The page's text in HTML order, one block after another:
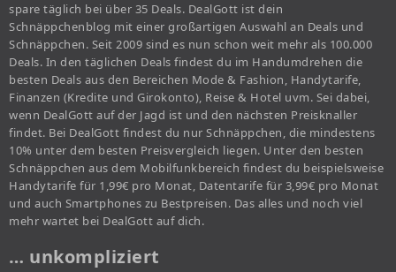
spare täglich bei über 35 Deals. DealGott ist dein
Schnäppchenblog mit einer großartigen Auswahl an Deals und
Schnäppchen. Seit 2009 sind es nun schon weit mehr als 100.000
Deals. In den täglichen Deals findest du im Handumdrehen die
besten Deals aus den Bereichen Mode & Fashion, Handytarife,
Finanzen (Kredite und Girokonto), Reise & Hotel uvm. Sei dabei,
wenn DealGott auf der Jagd ist und den nächsten Preisknaller
findet. Bei DealGott findest du nur Schnäppchen, die mindestens
10% unter dem besten Preisvergleich liegen. Unter den besten
Schnäppchen aus dem Mobilfunkbereich findest du beispielsweise
Handytarife für 1,99€ pro Monat, Datentarife für 3,99€ pro Monat
und auch Smartphones zu Bestpreisen. Das alles und noch viel
mehr wartet bei DealGott auf dich.
… unkompliziert